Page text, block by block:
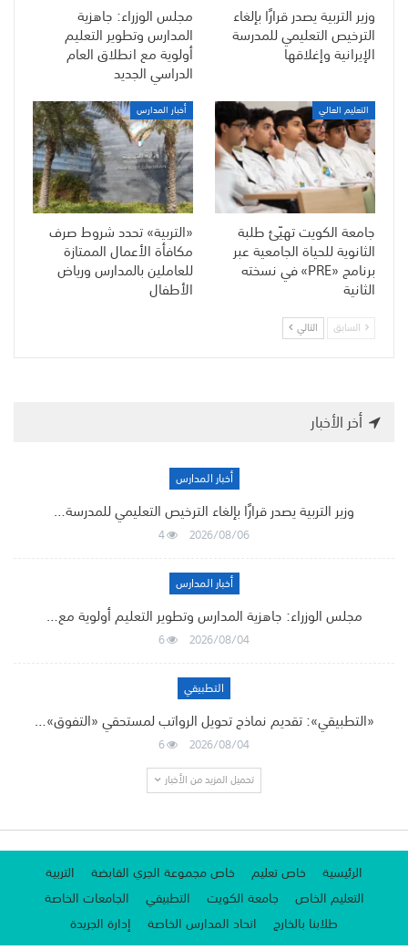
وزير التربية يصدر قرارًا بإلغاء
الترخيص التعليمي للمدرسة
الإيرانية وإغلاقها
مجلس الوزراء: جاهزية
المدارس وتطوير التعليم
أولوية مع انطلاق العام
الدراسي الجديد
التعليم العالي
جامعة الكويت تهيّئ طلبة
الثانوية للحياة الجامعية عبر
برنامج «PRE» في نسخته
الثانية
أخبار المدارس
«التربية» تحدد شروط صرف
مكافأة الأعمال الممتازة
للعاملين بالمدارس ورياض
الأطفال
السابق التالي
أخر الأخبار
أخبار المدارس
وزير التربية يصدر قرارًا بإلغاء الترخيص التعليمي للمدرسة…
2026/08/06
4
أخبار المدارس
مجلس الوزراء: جاهزية المدارس وتطوير التعليم أولوية مع…
2026/08/04
6
التطبيقي
«التطبيقي»: تقديم نماذج تحويل الرواتب لمستحقي «التفوق»…
2026/08/04
6
تحميل المزيد من الأخبار
الرئيسية خاص تعليم خاص مجموعة الجري القابضة
التربية
التعليم الخاص
جامعة الكويت التطبيقي
الجامعات الخاصة
طلابنا بالخارج
اتحاد المدارس الخاصة إدارة الجريدة